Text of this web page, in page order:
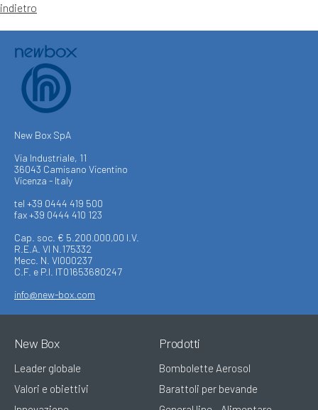
indietro
New Box SpA
Via Industriale, 11
36043 Camisano Vicentino
Vicenza - Italy
tel +39 0444 419 500
fax +39 0444 410 123
Cap. soc. € 5.200.000,00 I.V.
R.E.A. VI N.175332
Mecc. N. VI000237
C.F. e P.I. IT01653680247
info@new-box.com
New Box
Leader globale
Valori e obiettivi
Prodotti
Bombolette Aerosol
Barattoli per bevande